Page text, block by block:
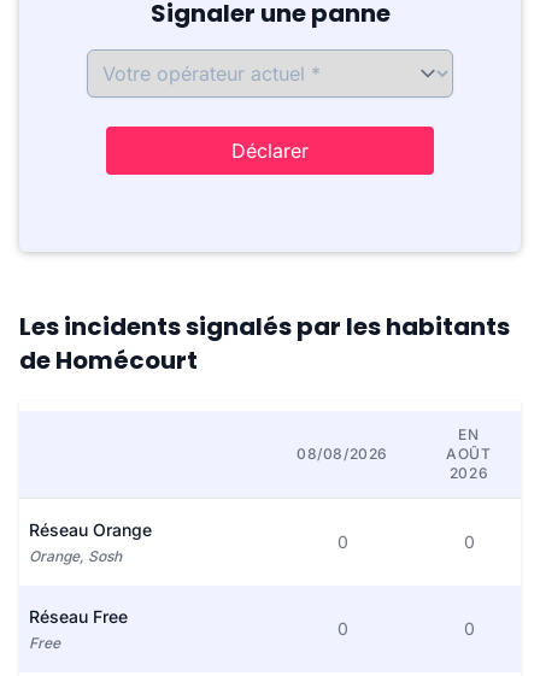
Signaler une panne
Déclarer
Les incidents signalés par les habitants
de Homécourt
08/08/2026
EN
AOÛT
2026
Réseau Orange
Orange, Sosh
0 0
Réseau Free
Free
0 0